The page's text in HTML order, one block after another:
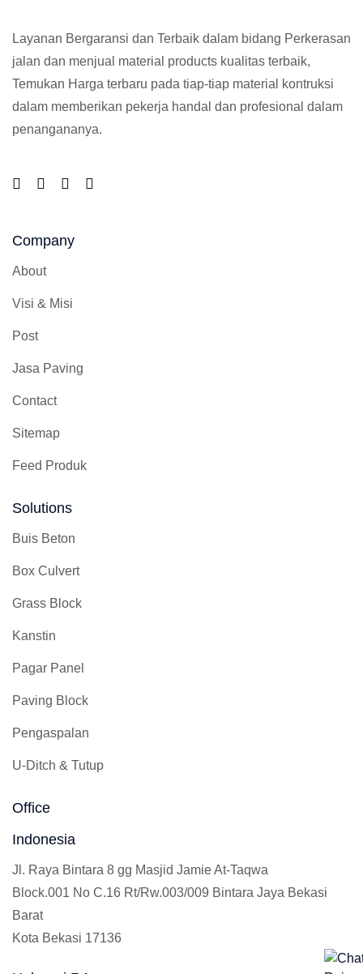
Layanan Bergaransi dan Terbaik dalam bidang Perkerasan
jalan dan menjual material products kualitas terbaik,
Temukan Harga terbaru pada tiap-tiap material kontruksi
dalam memberikan pekerja handal dan profesional dalam
penangananya.
Company
About
Visi & Misi
Post
Jasa Paving
Contact
Sitemap
Feed Produk
Solutions
Buis Beton
Box Culvert
Grass Block
Kanstin
Pagar Panel
Paving Block
Pengaspalan
U-Ditch & Tutup
Office
Indonesia
Jl. Raya Bintara 8 gg Masjid Jamie At-Taqwa
Block.001 No C.16 Rt/Rw.003/009 Bintara Jaya Bekasi
Barat
Kota Bekasi 17136